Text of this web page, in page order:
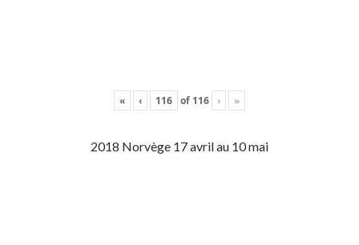
« ‹ of 116 › »
2018 Norvège 17 avril au 10 mai